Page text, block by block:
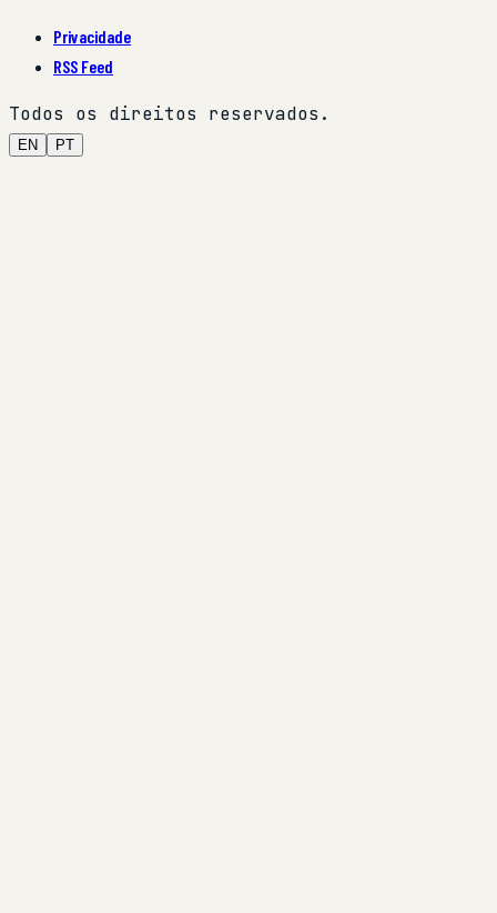
Privacidade
RSS Feed
Todos os direitos reservados.
EN PT